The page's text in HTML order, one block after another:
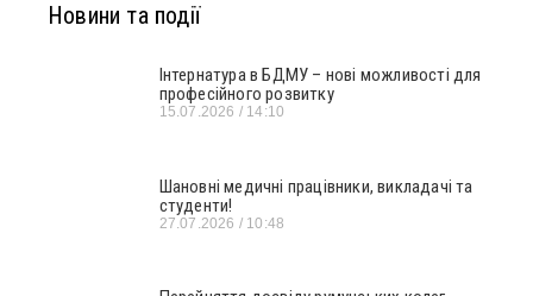
Новини та події
Інтернатура в БДМУ – нові можливості для
професійного розвитку
15.07.2026 14:10
Шановні медичні працівники, викладачі та
студенти!
27.07.2026 10:48